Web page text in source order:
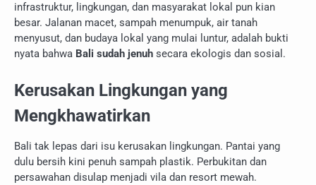
infrastruktur, lingkungan, dan masyarakat lokal pun kian
besar. Jalanan macet, sampah menumpuk, air tanah
menyusut, dan budaya lokal yang mulai luntur, adalah bukti
nyata bahwa Bali sudah jenuh secara ekologis dan sosial.
Kerusakan Lingkungan yang
Mengkhawatirkan
Bali tak lepas dari isu kerusakan lingkungan. Pantai yang
dulu bersih kini penuh sampah plastik. Perbukitan dan
persawahan disulap menjadi vila dan resort mewah.